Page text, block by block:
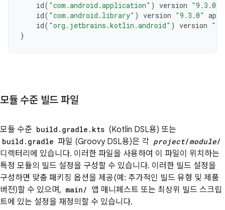
id( "com.android.application" ) version "9.3.0"
id( "com.android.library" ) version "9.3.0"
id( "org.jetbrains.kotlin.android" ) version
}
모듈 수준 빌드 파일
모듈 수준 build.gradle.kts (Kotlin DSL용) 또는
build.gradle 파일 (Groovy DSL용)은 각 project/module/
디렉터리에 있습니다. 이러한 파일을 사용하여 이 파일이 위치하는
특정 모듈의 빌드 설정을 구성할 수 있습니다. 이러한 빌드 설정을
구성하면 맞춤 패키징 옵션을 제공(예: 추가적인 빌드 유형 및 제품
버전)할 수 있으며, main/ 앱 매니페스트 또는 최상위 빌드 스크립
트에 있는 설정을 재정의할 수 있습니다.